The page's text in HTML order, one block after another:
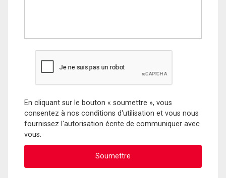
En cliquant sur le bouton « soumettre », vous
consentez à nos conditions d'utilisation et vous nous
fournissez l'autorisation écrite de communiquer avec
vous.